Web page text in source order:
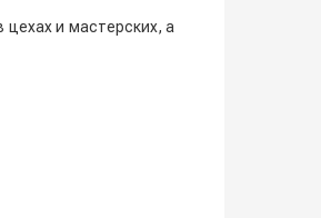
цехах и мастерских, а